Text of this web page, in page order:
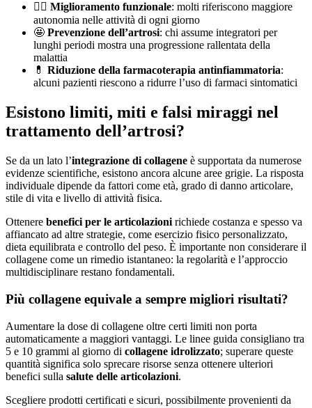
🏃‍♂️ Miglioramento funzionale: molti riferiscono maggiore
autonomia nelle attività di ogni giorno
🤩 Prevenzione dell’artrosi: chi assume integratori per
lunghi periodi mostra una progressione rallentata della
malattia
💊 Riduzione della farmacoterapia antinfiammatoria:
alcuni pazienti riescono a ridurre l’uso di farmaci sintomatici
Esistono limiti, miti e falsi miraggi nel
trattamento dell’artrosi?
Se da un lato l’integrazione di collagene è supportata da numerose
evidenze scientifiche, esistono ancora alcune aree grigie. La risposta
individuale dipende da fattori come età, grado di danno articolare,
stile di vita e livello di attività fisica.
Ottenere benefici per le articolazioni richiede costanza e spesso va
affiancato ad altre strategie, come esercizio fisico personalizzato,
dieta equilibrata e controllo del peso. È importante non considerare il
collagene come un rimedio istantaneo: la regolarità e l’approccio
multidisciplinare restano fondamentali.
Più collagene equivale a sempre migliori risultati?
Aumentare la dose di collagene oltre certi limiti non porta
automaticamente a maggiori vantaggi. Le linee guida consigliano tra
5 e 10 grammi al giorno di collagene idrolizzato; superare queste
quantità significa solo sprecare risorse senza ottenere ulteriori
benefici sulla salute delle articolazioni.
Scegliere prodotti certificati e sicuri, possibilmente provenienti da